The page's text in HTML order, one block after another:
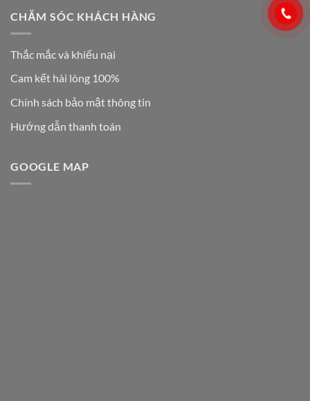
CHĂM SÓC KHÁCH HÀNG
Thắc mắc và khiếu nại
Cam kết hài lòng 100%
Chính sách bảo mật thông tin
Hướng dẫn thanh toán
GOOGLE MAP